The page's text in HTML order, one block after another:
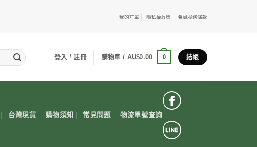
我的訂單 隱私權政策 會員服務條款
登入 / 註冊 購物車 / AU$0.00 0 結帳
台灣現貨 購物須知 常見問題 物流單號查詢